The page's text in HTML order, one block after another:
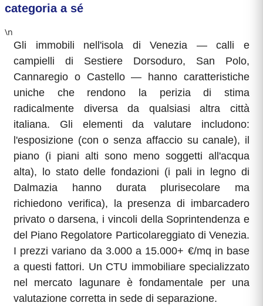
categoria a sé
\n
Gli immobili nell'isola di Venezia — calli e
campielli di Sestiere Dorsoduro, San Polo,
Cannaregio o Castello — hanno caratteristiche
uniche che rendono la perizia di stima
radicalmente diversa da qualsiasi altra città
italiana. Gli elementi da valutare includono:
l'esposizione (con o senza affaccio su canale), il
piano (i piani alti sono meno soggetti all'acqua
alta), lo stato delle fondazioni (i pali in legno di
Dalmazia hanno durata plurisecolare ma
richiedono verifica), la presenza di imbarcadero
privato o darsena, i vincoli della Soprintendenza e
del Piano Regolatore Particolareggiato di Venezia.
I prezzi variano da 3.000 a 15.000+ €/mq in base
a questi fattori. Un CTU immobiliare specializzato
nel mercato lagunare è fondamentale per una
valutazione corretta in sede di separazione.